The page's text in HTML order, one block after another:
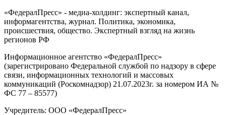
«ФедералПресс» - медиа-холдинг: экспертный канал,
информагентства, журнал. Политика, экономика,
происшествия, общество. Экспертный взгляд на жизнь
регионов РФ
Информационное агентство «ФедералПресс»
(зарегистрировано Федеральной службой по надзору в сфере
связи, информационных технологий и массовых
коммуникаций (Роскомнадзор) 21.07.2023г. за номером ИА №
ФС 77 – 85577)
Учредитель: ООО «ФедералПресс»